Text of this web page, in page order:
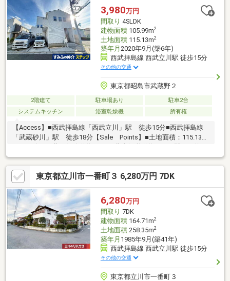
3,980万円
間取り 4SLDK
建物面積105.99m2
土地面積115.13m2
築年月 2020年9月(築6年)
西武拝島線 西武立川駅 徒歩15分
その他の交通
東京都昭島市武蔵野２
2階建て 駐車場あり
駐車2台
システムキッチン
浴室乾燥機 所有権
【Access】■西武拝島線「西武立川」駅 徒歩15分■西武拝島線
「武蔵砂川」駅 徒歩18分【Sale Points】■土地面積：115.13㎡
ｍ■建ぺい率：60％、容積率：200％■カースペース２台（車種に
よる）
東京都立川市一番町３ 6,280万円 7DK
6,280万円
間取り 7DK
建物面積164.71m2
土地面積258.35m2
築年月 1985年9月(築41年)
西武拝島線 西武立川駅 徒歩15分
その他の交通
東京都立川市一番町３